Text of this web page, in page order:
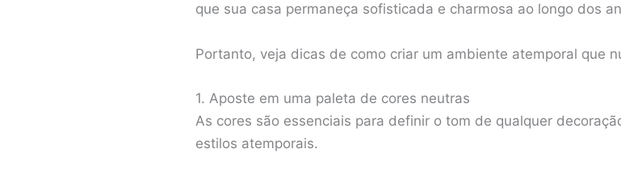
que sua casa permaneça sofisticada e charmosa ao longo dos
Portanto, veja dicas de como criar um ambiente atemporal que
1. Aposte em uma paleta de cores neutras
As cores são essenciais para definir o tom de qualquer
estilos atemporais.